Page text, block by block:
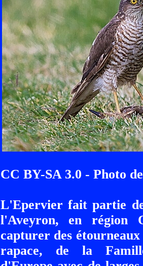
CC BY-SA 3.0 - Photo
L'Epervier fait partie
l'Aveyron, en région
capturer des
rapace, de la